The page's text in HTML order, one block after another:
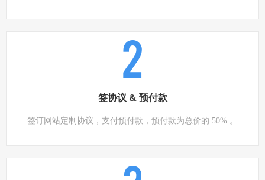
2
签协议 & 预付款
签订网站定制协议，支付预付款，预付款为总价的 50% 。